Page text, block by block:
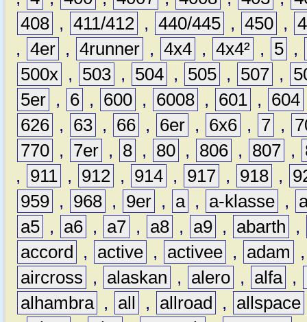
408 , 411/412 , 440/445 , 450 ,
, 4er , 4runner , 4x4 , 4x4² , 5 ,
500x , 503 , 504 , 505 , 507 ,
5er , 6 , 600 , 6008 , 601 , 604
626 , 63 , 66 , 6er , 6x6 , 7 ,
770 , 7er , 8 , 80 , 806 , 807 ,
,
911 , 912 , 914 , 917 , 918 ,
959 , 968 , 9er , a , a-klasse ,
a5 , a6 , a7 , a8 , a9 , abarth
,
accord
, active , activee , adam
aircross
, alaskan , alero , alfa ,
alhambra , all , allroad , allspace